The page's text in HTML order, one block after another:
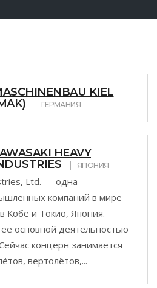
KIEL
ГЕРМАНИЯ
HEAVY
ЯПОНИЯ
Ltd. — одна
компаний в мире
Кобе и Токио, Япония.
основной деятельностью
концерн занимается
вертолётов,...